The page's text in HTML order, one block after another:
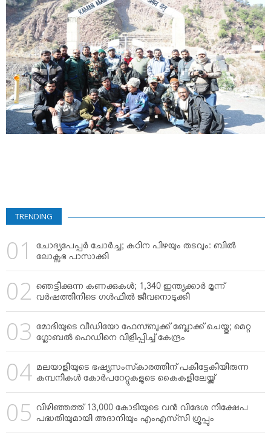
VIDEOS
YOUR SAY
COOKERY
KARSHAKAN
TOURS & TRAVEL
GREETINGS
CLASSIFIEDS
OBITUARY
TRENDING
ചോദ്യപേപ്പര്‍ ചോര്‍ച്ച; കഠിന പിഴയും തടവും: ബില്‍
ലോക്സഭ പാസാക്കി
ഞെട്ടിക്കുന്ന കണക്കുകള്‍; 1,340 ഇന്ത്യക്കാര്‍ മൂന്ന്
വര്‍ഷത്തിനിടെ ഗള്‍ഫില്‍ ജീവനൊടുക്കി
മോദിയുടെ വീഡിയോ ഫേസ്ബുക്ക് ബ്ലോക്ക് ചെയ്തു; മെറ്റ
ഗ്ലോബല്‍ ഹെഡിനെ വിളിപ്പിച്ച് കേന്ദ്രം
മലയാളിയുടെ ഭഷ്യസംസ്‌കാരത്തിന് പകിട്ടേകിയിരുന്ന
കമ്പനികള്‍ കോര്‍പറേറ്റുകളുടെ കൈകളിലേയ്ക്ക്
വിഴിഞ്ഞത്ത് 13,000 കോടിയുടെ വന്‍ വിദേശ നിക്ഷേപ
പദ്ധതിയുമായി അദാനിയും എംഎസ്‌സി ഗ്രൂപ്പും